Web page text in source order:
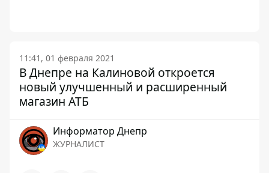
11:41, 01 февраля 2021
В Днепре на Калиновой откроется
новый улучшенный и расширенный
магазин АТБ
Информатор Днепр
ЖУРНАЛИСТ